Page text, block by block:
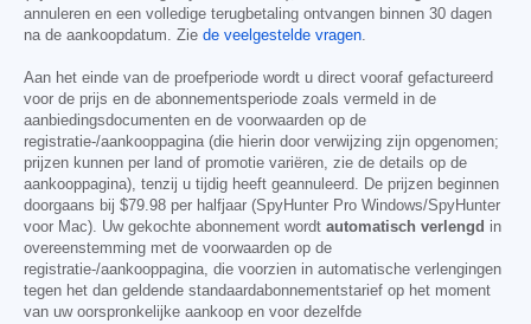
annuleren en een volledige terugbetaling ontvangen binnen 30 dagen
na de aankoopdatum. Zie de veelgestelde vragen.
Aan het einde van de proefperiode wordt u direct vooraf gefactureerd
voor de prijs en de abonnementsperiode zoals vermeld in de
aanbiedingsdocumenten en de voorwaarden op de
registratie-/aankooppagina (die hierin door verwijzing zijn opgenomen;
prijzen kunnen per land of promotie variëren, zie de details op de
aankooppagina), tenzij u tijdig heeft geannuleerd. De prijzen beginnen
doorgaans bij $79.98 per halfjaar (SpyHunter Pro Windows/SpyHunter
voor Mac). Uw gekochte abonnement wordt automatisch verlengd in
overeenstemming met de voorwaarden op de
registratie-/aankooppagina, die voorzien in automatische verlengingen
tegen het dan geldende standaardabonnementstarief op het moment
van uw oorspronkelijke aankoop en voor dezelfde